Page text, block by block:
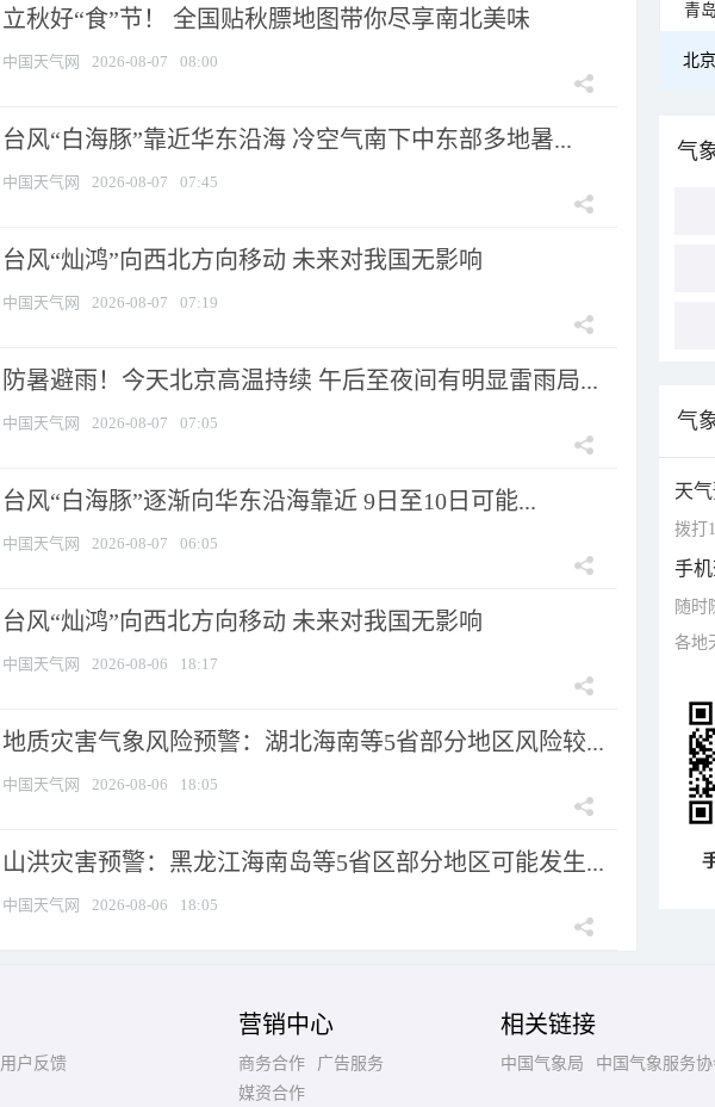
立秋好“食”节！ 全国贴秋膘地图带你尽享南北美味
中国天气网 2026-08-07 08:00
台风“白海豚”靠近华东沿海 冷空气南下中东部多地暑...
中国天气网 2026-08-07 07:45
台风“灿鸿”向西北方向移动 未来对我国无影响
中国天气网 2026-08-07 07:19
防暑避雨！今天北京高温持续 午后至夜间有明显雷雨局...
中国天气网 2026-08-07 07:05
台风“白海豚”逐渐向华东沿海靠近 9日至10日可能...
中国天气网 2026-08-07 06:05
台风“灿鸿”向西北方向移动 未来对我国无影响
中国天气网 2026-08-06 18:17
地质灾害气象风险预警：湖北海南等5省部分地区风险较...
中国天气网 2026-08-06 18:05
山洪灾害预警：黑龙江海南岛等5省区部分地区可能发生...
中国天气网 2026-08-06 18:05
青岛
北京
气
气
天
拨打
手
随时
各地
用户反馈
营销中心
商务合作
广告服务
媒资合作
相关链接
中国气象局 中国气象服务协